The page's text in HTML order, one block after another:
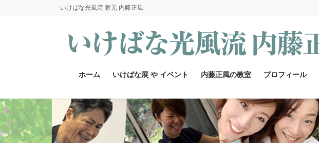
ッ
プ
移
動
いけばな光風流 家元 内藤正風
ホーム いけばな展 や イベント 内藤正風の教室 プロフィール